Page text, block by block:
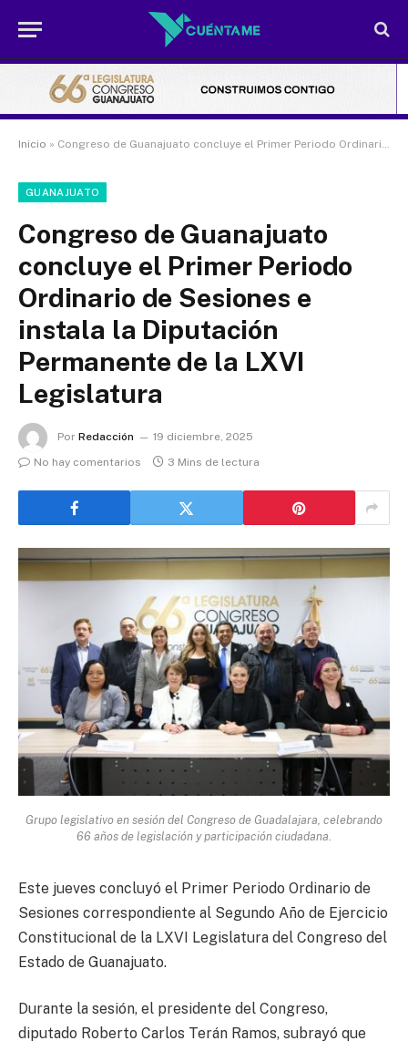
Inicio » Congreso de Guanajuato concluye el Primer Periodo Ordinario de Sesiones e instala la Diputación Permanente de la LXVI Legislatura
GUANAJUATO
Congreso de Guanajuato
concluye el Primer Periodo
Ordinario de Sesiones e
instala la Diputación
Permanente de la LXVI
Legislatura
Por Redacción
19 diciembre, 2025
No hay comentarios
3 Mins de lectura
Grupo legislativo en sesión del Congreso de Guadalajara, celebrando
66 años de legislación y participación ciudadana.
Este jueves concluyó el Primer Periodo Ordinario de
Sesiones correspondiente al Segundo Año de Ejercicio
Constitucional de la LXVI Legislatura del Congreso del
Estado de Guanajuato.
Durante la sesión, el presidente del Congreso,
diputado Roberto Carlos Terán Ramos, subrayó que